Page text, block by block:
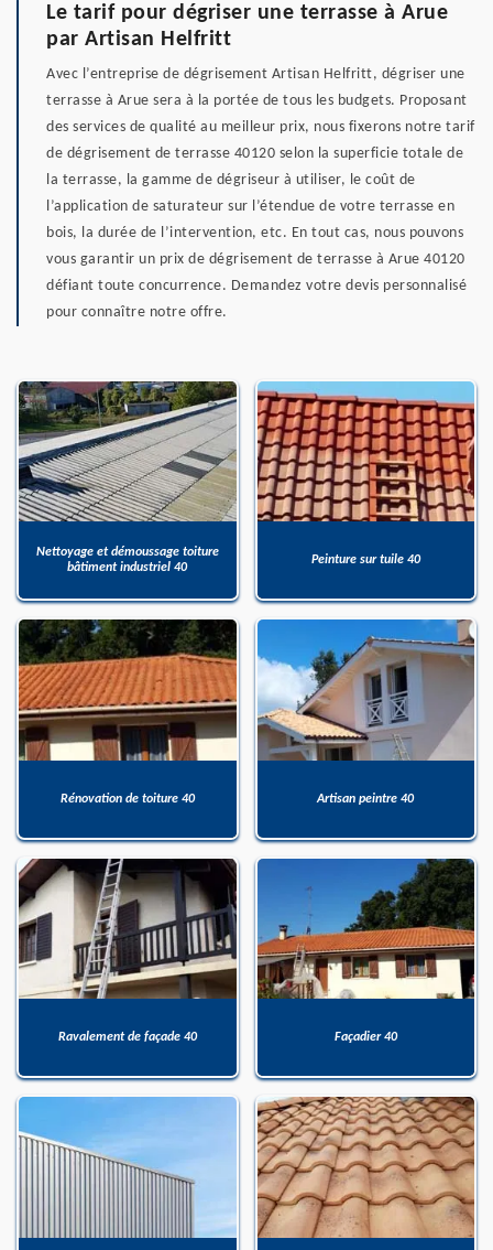
Le tarif pour dégriser une terrasse à Arue
par Artisan Helfritt
Avec l’entreprise de dégrisement Artisan Helfritt, dégriser une
terrasse à Arue sera à la portée de tous les budgets. Proposant
des services de qualité au meilleur prix, nous fixerons notre tarif
de dégrisement de terrasse 40120 selon la superficie totale de
la terrasse, la gamme de dégriseur à utiliser, le coût de
l’application de saturateur sur l’étendue de votre terrasse en
bois, la durée de l’intervention, etc. En tout cas, nous pouvons
vous garantir un prix de dégrisement de terrasse à Arue 40120
défiant toute concurrence. Demandez votre devis personnalisé
pour connaître notre offre.
Nettoyage et démoussage toiture
bâtiment industriel 40
Peinture sur tuile 40
Rénovation de toiture 40 Artisan peintre 40
Ravalement de façade 40 Façadier 40